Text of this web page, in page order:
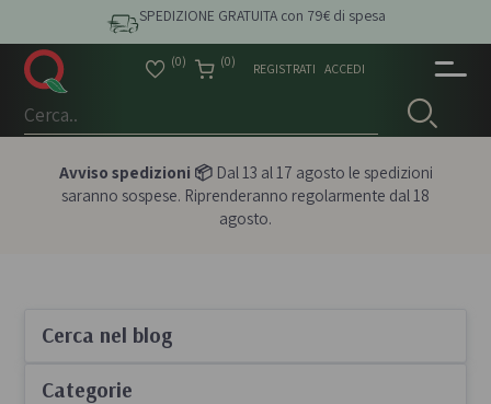
SPEDIZIONE GRATUITA con 79€ di spesa
(0) (0) REGISTRATI ACCEDI
Avviso spedizioni 📦Dal 13 al 17 agosto le spedizioni
saranno sospese. Riprenderanno regolarmente dal 18
agosto.
Cerca nel blog
Categorie